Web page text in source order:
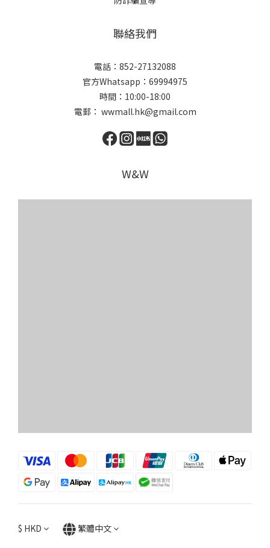
聯絡我們
電話：852-27132088
官方Whatsapp：69994975
時間：10:00-18:00
電郵： wwmall.hk@gmail.com
W&W
$ HKD 繁體中文